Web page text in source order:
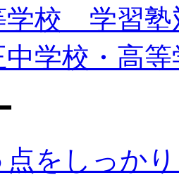
学校 学習塾
中学校・高
点をしっか